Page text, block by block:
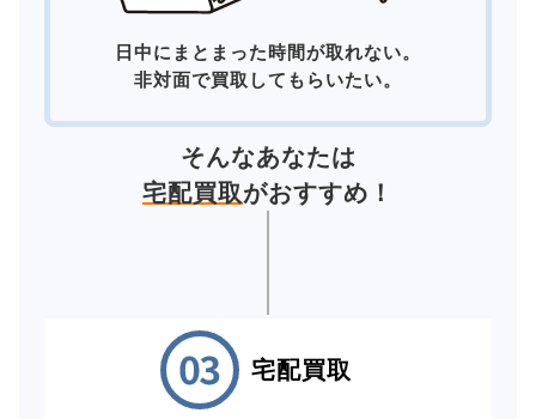
日中にまとまった時間が取れない。
非対面で買取してもらいたい。
そんなあなたは
宅配買取がおすすめ！
宅配買取